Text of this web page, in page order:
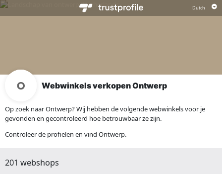
Webwinkels verkopen Ontwerp
Op zoek naar Ontwerp? Wij hebben de volgende webwinkels voor je
gevonden en gecontroleerd hoe betrouwbaar ze zijn.
Controleer de profielen en vind Ontwerp.
201 webshops